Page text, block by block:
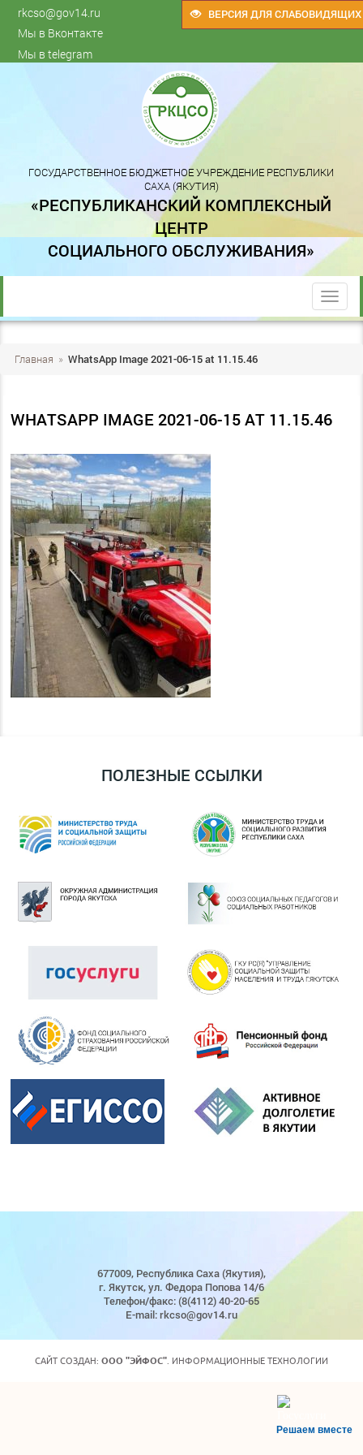
ВЕРСИЯ ДЛЯ СЛАБОВИДЯЩИХ
rkcso@gov14.ru
Мы в Вконтакте
Мы в telegram
ГОСУДАРСТВЕННОЕ БЮДЖЕТНОЕ УЧРЕЖДЕНИЕ РЕСПУБЛИКИ
САХА (ЯКУТИЯ)
«РЕСПУБЛИКАНСКИЙ КОМПЛЕКСНЫЙ
ЦЕНТР
СОЦИАЛЬНОГО ОБСЛУЖИВАНИЯ»
trk
Главная » WhatsApp Image 2021-06-15 at 11.15.46
WHATSAPP IMAGE 2021-06-15 AT 11.15.46
ПОЛЕЗНЫЕ ССЫЛКИ
677009, Республика Саха (Якутия),
г. Якутск, ул. Федора Попова 14/6
Телефон/факс: (8(4112) 40-20-65
E-mail: rkcso@gov14.ru
САЙТ СОЗДАН: ООО "ЭЙФОС" . ИНФОРМАЦИОННЫЕ ТЕХНОЛОГИИ
Решаем вместе